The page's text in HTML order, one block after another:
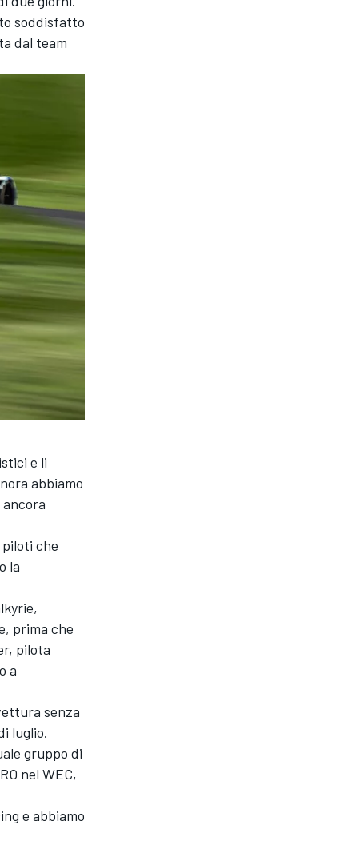
soddisfatto
dal team
e li
abbiamo
che
la
prima che
pilota
a
senza
luglio.
gruppo di
nel WEC,
e abbiamo